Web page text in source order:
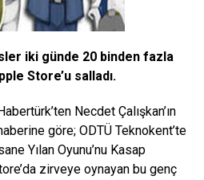
iki günde 20 binden fazla
Store’u salladı.
Necdet Çalışkan’ın
göre; ODTÜ Teknokent’te
Yılan Oyunu’nu Kasap
zirveye oynayan bu genç